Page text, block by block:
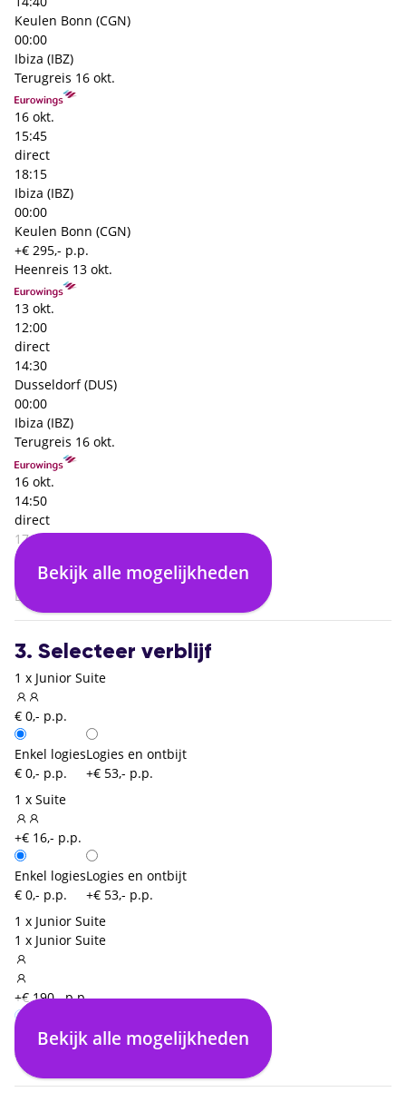
Keulen Bonn (CGN)
00:00
Ibiza (IBZ)
Terugreis 16 okt.
16 okt.
15:45
direct
18:15
Ibiza (IBZ)
00:00
Keulen Bonn (CGN)
+€ 295,- p.p.
Heenreis 13 okt.
13 okt.
12:00
direct
14:30
Dusseldorf (DUS)
00:00
Ibiza (IBZ)
Terugreis 16 okt.
16 okt.
14:50
direct
17:15
Ibiza (IBZ)
00:00
Dusseldorf (DUS)
Bekijk alle mogelijkheden
3. Selecteer verblijf
1 x Junior Suite
€ 0,- p.p.
Enkel logies
€ 0,- p.p.
Logies en ontbijt
+€ 53,- p.p.
1 x Suite
+€ 16,- p.p.
Enkel logies
€ 0,- p.p.
Logies en ontbijt
+€ 53,- p.p.
1 x Junior Suite
1 x Junior Suite
+€ 190,- p.p.
Enkel logies
€ 0,- p.p.
Bekijk alle mogelijkheden